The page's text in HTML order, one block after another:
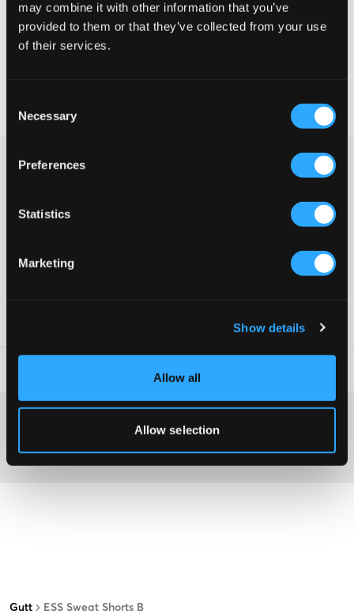
may combine it with other information that you’ve
provided to them or that they’ve collected from your use
of their services.
Selection
Necessary
Preferences
Statistics
Marketing
Show details
Allow all
Allow selection
Gutt ESS Sweat Shorts B
VELG EN STØRRELSE
Retur- og bytterett i 60 dager
Myke sweatshorts fra Puma. Merkeets logo er trykt på benet.
Shortsen har sidelommer, samt strikk og snøring i livet. Style
Shorts
Trykk